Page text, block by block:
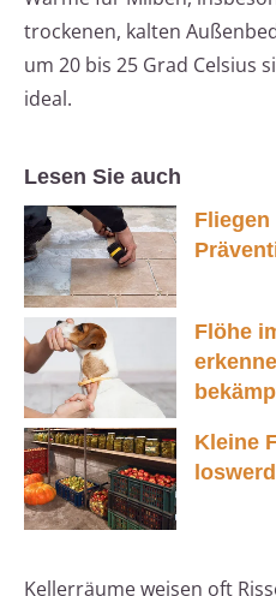
trockenen, kalten
um 20 bis 25 Grad Celsius
ideal.
Lesen Sie auch
Flöhe
Kleine
Kellerräume weisen oft